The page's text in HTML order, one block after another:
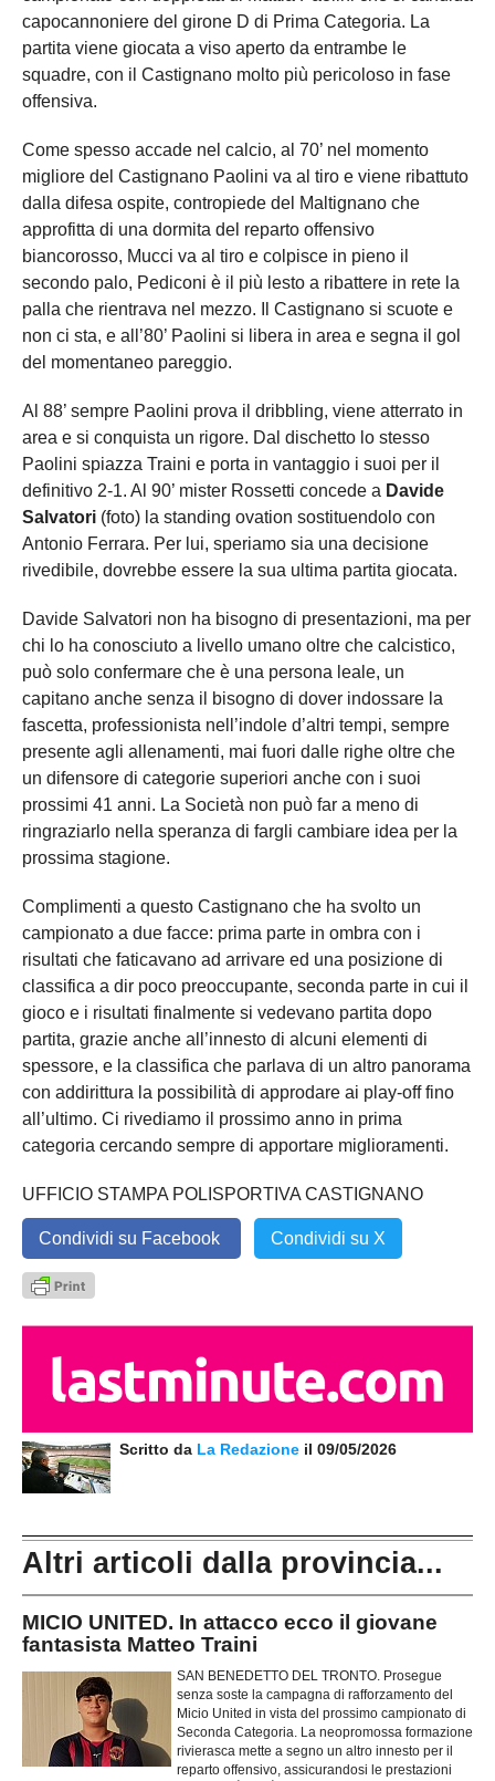
capocannoniere del girone D di Prima Categoria. La
partita viene giocata a viso aperto da entrambe le
squadre, con il Castignano molto più pericoloso in fase
offensiva.
Come spesso accade nel calcio, al 70’ nel momento
migliore del Castignano Paolini va al tiro e viene ribattuto
dalla difesa ospite, contropiede del Maltignano che
approfitta di una dormita del reparto offensivo
biancorosso, Mucci va al tiro e colpisce in pieno il
secondo palo, Pediconi è il più lesto a ribattere in rete la
palla che rientrava nel mezzo. Il Castignano si scuote e
non ci sta, e all’80’ Paolini si libera in area e segna il gol
del momentaneo pareggio.
Al 88’ sempre Paolini prova il dribbling, viene atterrato in
area e si conquista un rigore. Dal dischetto lo stesso
Paolini spiazza Traini e porta in vantaggio i suoi per il
definitivo 2-1. Al 90’ mister Rossetti concede a Davide
Salvatori (foto) la standing ovation sostituendolo con
Antonio Ferrara. Per lui, speriamo sia una decisione
rivedibile, dovrebbe essere la sua ultima partita giocata.
Davide Salvatori non ha bisogno di presentazioni, ma per
chi lo ha conosciuto a livello umano oltre che calcistico,
può solo confermare che è una persona leale, un
capitano anche senza il bisogno di dover indossare la
fascetta, professionista nell’indole d’altri tempi, sempre
presente agli allenamenti, mai fuori dalle righe oltre che
un difensore di categorie superiori anche con i suoi
prossimi 41 anni. La Società non può far a meno di
ringraziarlo nella speranza di fargli cambiare idea per la
prossima stagione.
Complimenti a questo Castignano che ha svolto un
campionato a due facce: prima parte in ombra con i
risultati che faticavano ad arrivare ed una posizione di
classifica a dir poco preoccupante, seconda parte in cui il
gioco e i risultati finalmente si vedevano partita dopo
partita, grazie anche all’innesto di alcuni elementi di
spessore, e la classifica che parlava di un altro panorama
con addirittura la possibilità di approdare ai play-off fino
all’ultimo. Ci rivediamo il prossimo anno in prima
categoria cercando sempre di apportare miglioramenti.
UFFICIO STAMPA POLISPORTIVA CASTIGNANO
Condividi su Facebook Condividi su X
Scritto da La Redazione il 09/05/2026
Altri articoli dalla provincia...
MICIO UNITED. In attacco ecco il giovane
fantasista Matteo Traini
SAN BENEDETTO DEL TRONTO. Prosegue
senza soste la campagna di rafforzamento del
Micio United in vista del prossimo campionato di
Seconda Categoria. La neopromossa formazione
rivierasca mette a segno un altro innesto per il
reparto offensivo, assicurandosi le prestazioni